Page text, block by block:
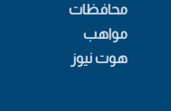
محافظات
مواهب
هوت نيوز